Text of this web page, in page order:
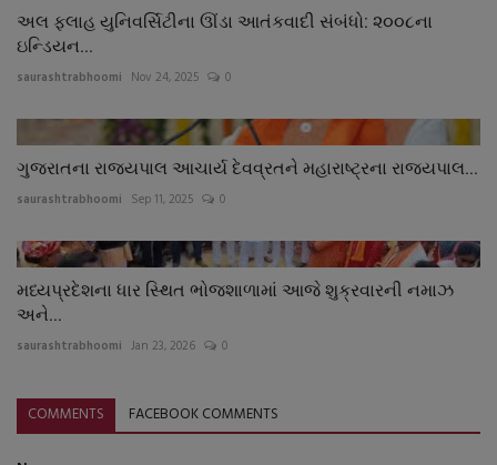
અલ ફલાહ યુનિવર્સિટીના ઊંડા આતંકવાદી સંબંધો: ૨૦૦૮ના
ઇન્ડિયન...
saurashtrabhoomi Nov 24, 2025 0
ગુજરાતના રાજ્યપાલ આચાર્ય દેવવ્રતને મહારાષ્ટ્રના રાજ્યપાલ...
saurashtrabhoomi Sep 11, 2025 0
મધ્યપ્રદેશના ધાર સ્થિત ભોજશાળામાં આજે શુક્રવારની નમાઝ
અને...
saurashtrabhoomi Jan 23, 2026 0
COMMENTS FACEBOOK COMMENTS